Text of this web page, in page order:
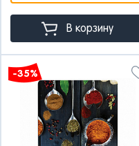
В корзину
-35%